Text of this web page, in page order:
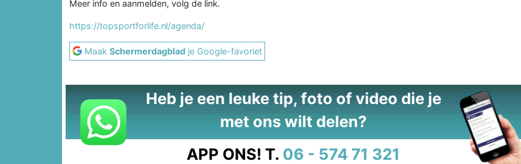
Meer info en aanmelden, volg de link.
https://topsportforlife.nl/agenda/
Maak Schermerdagblad je Google-favoriet
Heb je een leuke tip, foto of video die je
met ons wilt delen?
APP ONS! T. 06 - 574 71 321